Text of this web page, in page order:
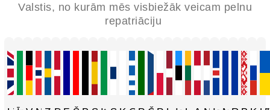
Valstis, no kurām mēs visbiežāk veicam pelnu
repatriāciju